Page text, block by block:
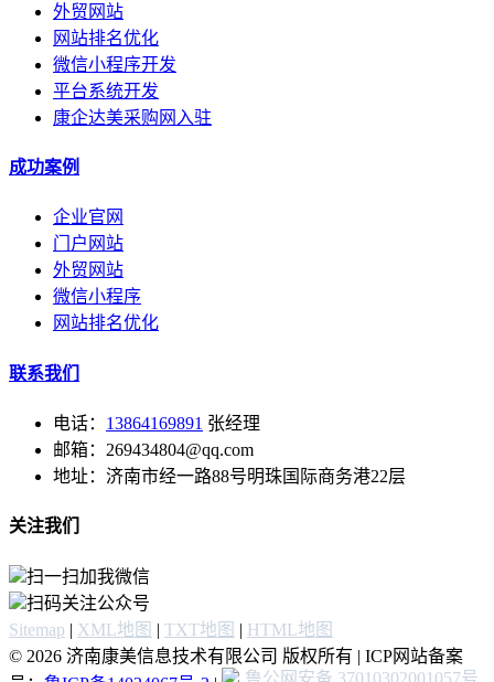
外贸网站
网站排名优化
微信小程序开发
平台系统开发
康企达美采购网入驻
成功案例
企业官网
门户网站
外贸网站
微信小程序
网站排名优化
联系我们
电话： 13864169891 张经理
邮箱：269434804@qq.com
地址：济南市经一路88号明珠国际商务港22层
关注我们
扫一扫加我微信
扫码关注公众号
Sitemap | XML地图 | TXT地图 | HTML地图
© 2026 济南康美信息技术有限公司 版权所有 | ICP网站备案
鲁公网安备 37010302001057号